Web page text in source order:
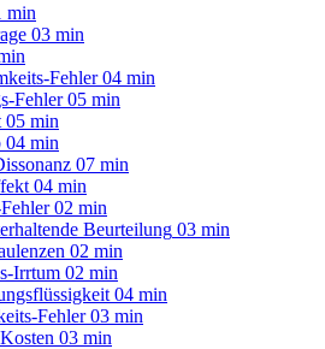
min
03 min
Fehler 04 min
Fehler 05 min
05 min
04 min
07 min
04 min
02 min
Beurteilung 03 min
02 min
Irrtum 02 min
04 min
Fehler 03 min
03 min